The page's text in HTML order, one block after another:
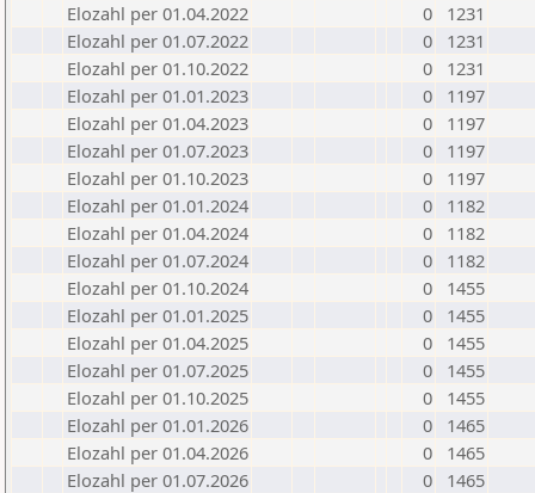
Elozahl per 01.04.2022
0
1231
Elozahl per 01.07.2022
0
1231
Elozahl per 01.10.2022
0
1231
Elozahl per 01.01.2023
0
1197
Elozahl per 01.04.2023
0
1197
Elozahl per 01.07.2023
0
1197
Elozahl per 01.10.2023
0
1197
Elozahl per 01.01.2024
0
1182
Elozahl per 01.04.2024
0
1182
Elozahl per 01.07.2024
0
1182
Elozahl per 01.10.2024
0
1455
Elozahl per 01.01.2025
0
1455
Elozahl per 01.04.2025
0
1455
Elozahl per 01.07.2025
0
1455
Elozahl per 01.10.2025
0
1455
Elozahl per 01.01.2026
0
1465
Elozahl per 01.04.2026
0
1465
Elozahl per 01.07.2026
0
1465